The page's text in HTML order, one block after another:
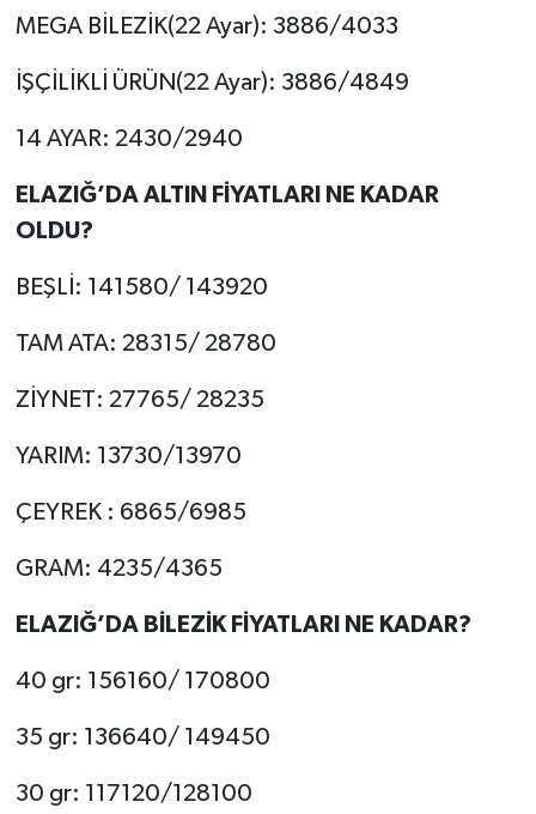
MEGA BİLEZİK(22 Ayar): 3886/4033
İŞÇİLİKLİ ÜRÜN(22 Ayar): 3886/4849
14 AYAR: 2430/2940
ELAZIĞ’DA ALTIN FİYATLARI NE KADAR
OLDU?
BEŞLİ: 141580/ 143920
TAM ATA: 28315/ 28780
ZİYNET: 27765/ 28235
YARIM: 13730/13970
ÇEYREK : 6865/6985
GRAM: 4235/4365
ELAZIĞ’DA BİLEZİK FİYATLARI NE KADAR?
40 gr: 156160/ 170800
35 gr: 136640/ 149450
30 gr: 117120/128100